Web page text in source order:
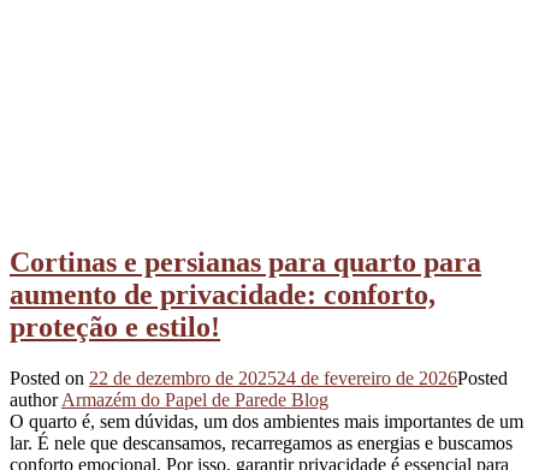
Cortinas e persianas para quarto para
aumento de privacidade: conforto,
proteção e estilo!
Posted on 22 de dezembro de 202524 de fevereiro de 2026Posted
author Armazém do Papel de Parede Blog
O quarto é, sem dúvidas, um dos ambientes mais importantes de um
lar. É nele que descansamos, recarregamos as energias e buscamos
conforto emocional. Por isso, garantir privacidade é essencial para